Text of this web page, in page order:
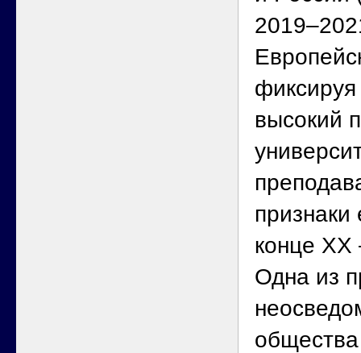
высокий
признаки
конце
Одна из